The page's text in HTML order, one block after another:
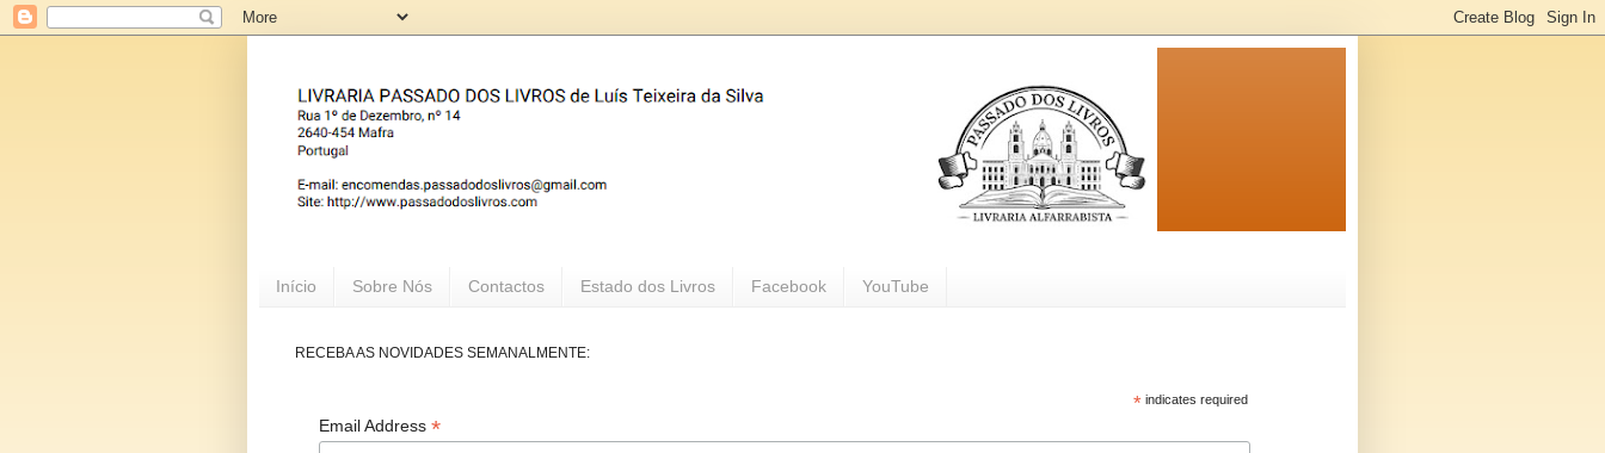
Início Sobre Nós Contactos Estado dos Livros Facebook YouTube
RECEBA AS NOVIDADES SEMANALMENTE:
*indicates required
Email Address *